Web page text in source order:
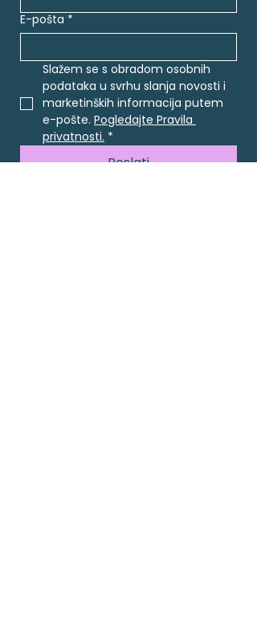
E-pošta *
Slažem se s obradom osobnih
podataka u svrhu slanja novosti i
marketinških informacija putem
e-pošte. Pogledajte Pravila
privatnosti. *
Poslati